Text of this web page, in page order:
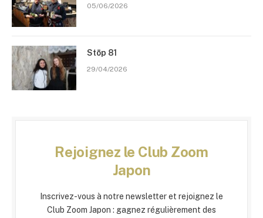
05/06/2026
Stōp 81
29/04/2026
Rejoignez le Club Zoom
Japon
Inscrivez-vous à notre newsletter et rejoignez le
Club Zoom Japon : gagnez régulièrement des